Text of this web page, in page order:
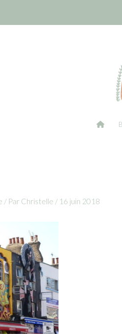
/ Par Christelle / 16 juin 2018